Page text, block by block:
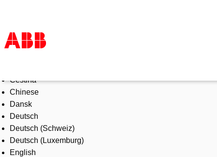
Products & Solutions
Industries
Services
About us
Where to buy
Contact us
Careers
Čeština
Chinese
Dansk
Deutsch
Deutsch (Schweiz)
Deutsch (Luxemburg)
English